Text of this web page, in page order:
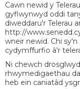
Cawn newid y
gyflwynwyd oddi
diweddaru'r Telerau
http://
wneir newid. Chi
cydymffurfio â'r
Ni chewch
rhwymedigaethau
heb ein caniatâd